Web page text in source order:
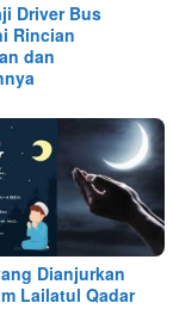
Driver Bus
Rincian
dan
Dianjurkan
Lailatul Qadar